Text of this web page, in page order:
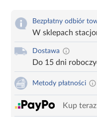
Bezpłatny odbiór
W sklepach
Dostawa
Do 15 dni
Metody płatności
Kup